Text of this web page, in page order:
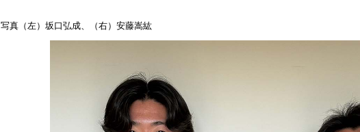
写真（左）坂口弘成、（右）安藤嵩紘